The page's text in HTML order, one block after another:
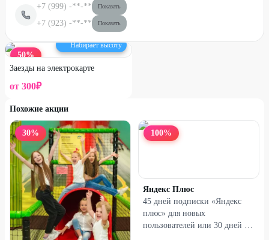
+7 (999) -**-** Показать
+7 (923) -**-** Показать
50%
Набирает высоту
Заезды на электрокарте
от 300₽
Похожие акции
30% 100%
Яндекс Плюс
45 дней подписки «Яндекс
плюс» для новых
пользователей или 30 дней за